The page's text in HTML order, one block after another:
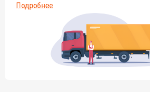
Подробнее